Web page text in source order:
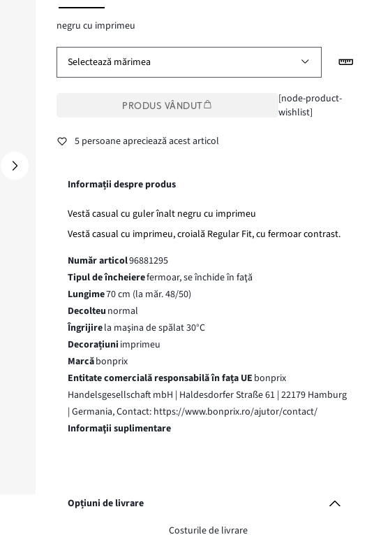
negru cu imprimeu
Selectează mărimea
PRODUS VÂNDUT
[node-product-
wishlist]
5 persoane apreciează acest articol
Informații despre produs
Vestă casual cu guler înalt negru cu imprimeu
Vestă casual cu imprimeu, croială Regular Fit, cu fermoar contrast.
Număr articol96881295
Tipul de încheierefermoar, se închide în faţă
Lungime70 cm (la măr. 48/50)
Decolteu normal
Îngrijirela maşina de spălat 30°C
Decorațiuni imprimeu
Marcăbonprix
Entitate comercială responsabilă în fața UE bonprix
Handelsgesellschaft mbH | Haldesdorfer Straße 61 | 22179 Hamburg
| Germania, Contact: https://www.bonprix.ro/ajutor/contact/
Informaţii suplimentare
Opțiuni de livrare
Costurile de livrare